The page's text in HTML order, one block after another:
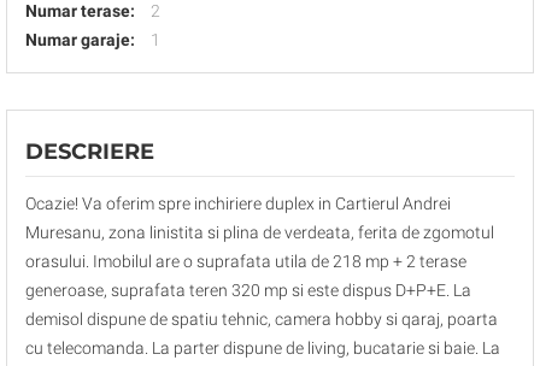
Numar terase:
2
Numar garaje:
1
DESCRIERE
Ocazie! Va oferim spre inchiriere duplex in Cartierul Andrei
Muresanu, zona linistita si plina de verdeata, ferita de zgomotul
orasului. Imobilul are o suprafata utila de 218 mp + 2 terase
generoase, suprafata teren 320 mp si este dispus D+P+E. La
demisol dispune de spatiu tehnic, camera hobby si qaraj, poarta
cu telecomanda. La parter dispune de living, bucatarie si baie. La